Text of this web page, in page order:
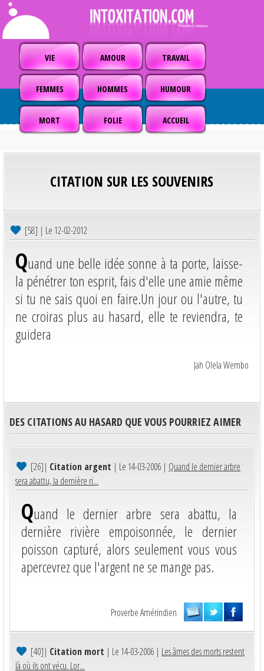
VIE AMOUR TRAVAIL
FEMMES HOMMES HUMOUR
MORT FOLIE ACCUEIL
CITATION SUR LES SOUVENIRS
[58] | Le 12-02-2012
Quand une belle idée sonne à ta porte, laisse-
la pénétrer ton esprit, fais d'elle une amie même
si tu ne sais quoi en faire.Un jour ou l'autre, tu
ne croiras plus au hasard, elle te reviendra, te
guidera
Jah Olela Wembo
DES CITATIONS AU HASARD QUE VOUS POURRIEZ AIMER
[26]| Citation argent | Le 14-03-2006 | Quand le dernier arbre
sera abattu, la dernière ri...
Quand le dernier arbre sera abattu, la
dernière rivière empoisonnée, le dernier
poisson capturé, alors seulement vous vous
apercevrez que l'argent ne se mange pas.
Proverbe Amérindien
[40]| Citation mort | Le 14-03-2006 | Les âmes des morts restent
là où ils ont vécu. Lor...